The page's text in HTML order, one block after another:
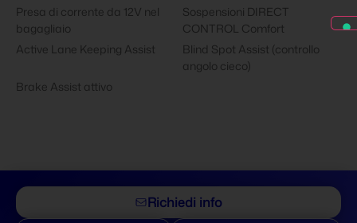
Presa di corrente da 12V nel
bagagliaio
Sospensioni DIRECT
CONTROL Comfort
Active Lane Keeping Assist
Blind Spot Assist (controllo
angolo cieco)
Brake Assist attivo
Richiedi info